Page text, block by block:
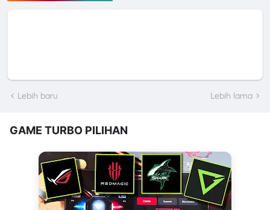
Lebih baru Lebih lama
GAME TURBO PILIHAN